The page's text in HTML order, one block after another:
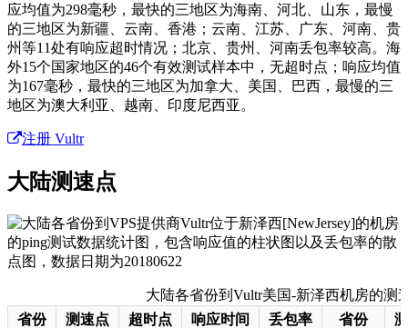
应均值为298毫秒，最快的三地区为海南、河北、山东，最慢
的三地区为新疆、云南、香港；云南、江苏、广东、河南、贵
州等11处有响应超时情况；北京、贵州、河南丢包率较高。海
外15个国家地区的46个有效测试样本中，无超时点；响应均值
为167毫秒，最快的三地区为加拿大、美国、巴西，最慢的三
地区为澳大利亚、越南、印度尼西亚。
注册 Vultr
大陆测速点
大陆各省份到Vultr美国-新泽西机房的测
省份
测速点 超时点 响应时间 丢包率 省份